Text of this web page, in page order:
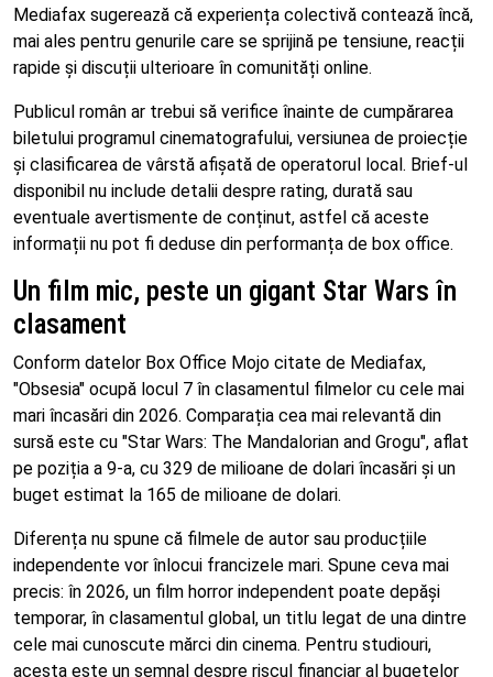
Mediafax sugerează că experiența colectivă contează încă,
mai ales pentru genurile care se sprijină pe tensiune, reacții
rapide și discuții ulterioare în comunități online.
Publicul român ar trebui să verifice înainte de cumpărarea
biletului programul cinematografului, versiunea de proiecție
și clasificarea de vârstă afișată de operatorul local. Brief-ul
disponibil nu include detalii despre rating, durată sau
eventuale avertismente de conținut, astfel că aceste
informații nu pot fi deduse din performanța de box office.
Un film mic, peste un gigant Star Wars în
clasament
Conform datelor Box Office Mojo citate de Mediafax,
"Obsesia" ocupă locul 7 în clasamentul filmelor cu cele mai
mari încasări din 2026. Comparația cea mai relevantă din
sursă este cu "Star Wars: The Mandalorian and Grogu", aflat
pe poziția a 9-a, cu 329 de milioane de dolari încasări și un
buget estimat la 165 de milioane de dolari.
Diferența nu spune că filmele de autor sau producțiile
independente vor înlocui francizele mari. Spune ceva mai
precis: în 2026, un film horror independent poate depăși
temporar, în clasamentul global, un titlu legat de una dintre
cele mai cunoscute mărci din cinema. Pentru studiouri,
acesta este un semnal despre riscul financiar al bugetelor